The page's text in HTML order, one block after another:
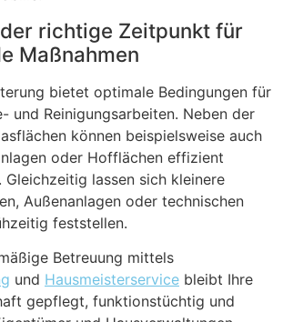
richtige Zeitpunkt für
Maßnahmen
bietet optimale Bedingungen für
und Reinigungsarbeiten. Neben der
können beispielsweise auch
oder Hofflächen effizient
lassen sich kleinere
Außenanlagen oder technischen
feststellen.
Betreuung mittels
und Hausmeisterservice bleibt Ihre
gepflegt, funktionstüchtig und